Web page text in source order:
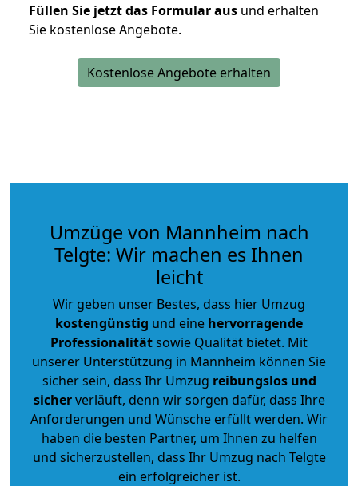
Füllen Sie jetzt das Formular aus und erhalten
Sie kostenlose Angebote.
Kostenlose Angebote erhalten
Umzüge von Mannheim nach
Telgte: Wir machen es Ihnen
leicht
Wir geben unser Bestes, dass hier Umzug
kostengünstig und eine hervorragende
Professionalitätsowie Qualität bietet. Mit
unserer Unterstützung in Mannheim können Sie
sicher sein, dass Ihr Umzug reibungslos und
sicherverläuft, denn wir sorgen dafür, dass Ihre
Anforderungen und Wünsche erfüllt werden. Wir
haben die besten Partner, um Ihnen zu helfen
und sicherzustellen, dass Ihr Umzug nach Telgte
ein erfolgreicher ist.